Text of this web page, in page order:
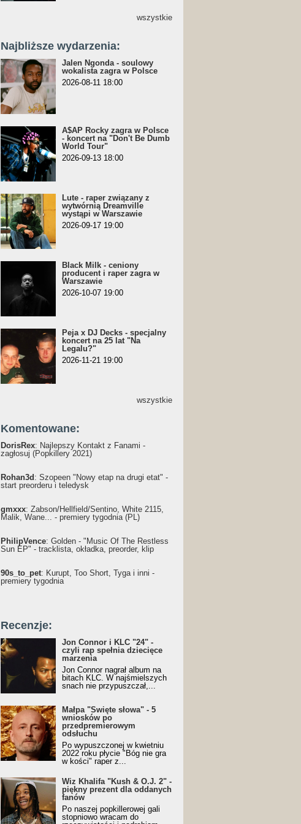
wszystkie
Najbliższe wydarzenia:
Jalen Ngonda - soulowy
wokalista zagra w Polsce
2026-08-11 18:00
A$AP Rocky zagra w Polsce
- koncert na "Don't Be Dumb
World Tour"
2026-09-13 18:00
Lute - raper związany z
wytwórnią Dreamville
wystąpi w Warszawie
2026-09-17 19:00
Black Milk - ceniony
producent i raper zagra w
Warszawie
2026-10-07 19:00
Peja x DJ Decks - specjalny
koncert na 25 lat "Na
Legalu?"
2026-11-21 19:00
wszystkie
Komentowane:
DorisRex: Najlepszy Kontakt z Fanami -
zagłosuj (Popkillery 2021)
Rohan3d : Szopeen "Nowy etap na drugi etat" -
start preorderu i teledysk
gmxxx: Żabson/Hellfield/Sentino, White 2115,
Malik, Wane... - premiery tygodnia (PL)
PhilipVence: Golden - "Music Of The Restless
Sun EP" - tracklista, okładka, preorder, klip
90s_to_pet: Kurupt, Too Short, Tyga i inni -
premiery tygodnia
Recenzje:
Jon Connor i KLC "24" -
czyli rap spełnia dziecięce
marzenia
Jon Connor nagrał album na
bitach KLC. W najśmielszych
snach nie przypuszczał,...
Małpa "Święte słowa" - 5
wniosków po
przedpremierowym
odsłuchu
Po wypuszczonej w kwietniu
2022 roku płycie "Bóg nie gra
w kości" raper z...
Wiz Khalifa "Kush & O.J. 2" -
piękny prezent dla oddanych
fanów
Po naszej popkillerowej gali
stopniowo wracam do